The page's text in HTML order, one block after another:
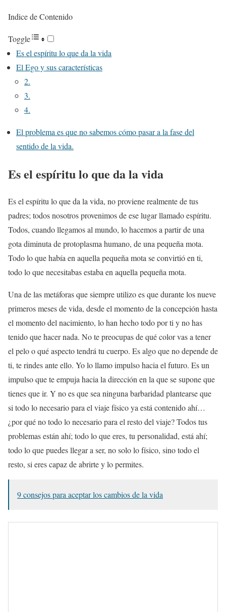
Indice de Contenido
Toggle
Es el espíritu lo que da la vida
El Ego y sus características
2.
3.
4.
El problema es que no sabemos cómo pasar a la fase del
sentido de la vida.
Es el espíritu lo que da la vida
Es el espíritu lo que da la vida, no proviene realmente de tus
padres; todos nosotros provenimos de ese lugar llamado espíritu.
Todos, cuando llegamos al mundo, lo hacemos a partir de una
gota diminuta de protoplasma humano, de una pequeña mota.
Todo lo que había en aquella pequeña mota se convirtió en ti,
todo lo que necesitabas estaba en aquella pequeña mota.
Una de las metáforas que siempre utilizo es que durante los nueve
primeros meses de vida, desde el momento de la concepción hasta
el momento del nacimiento, lo han hecho todo por ti y no has
tenido que hacer nada. No te preocupas de qué color vas a tener
el pelo o qué aspecto tendrá tu cuerpo. Es algo que no depende de
ti, te rindes ante ello. Yo lo llamo impulso hacia el futuro. Es un
impulso que te empuja hacia la dirección en la que se supone que
tienes que ir. Y no es que sea ninguna barbaridad plantearse que
si todo lo necesario para el viaje físico ya está contenido ahí…
¿por qué no todo lo necesario para el resto del viaje? Todos tus
problemas están ahí; todo lo que eres, tu personalidad, está ahí;
todo lo que puedes llegar a ser, no solo lo físico, sino todo el
resto, si eres capaz de abrirte y lo permites.
9 consejos para aceptar los cambios de la vida